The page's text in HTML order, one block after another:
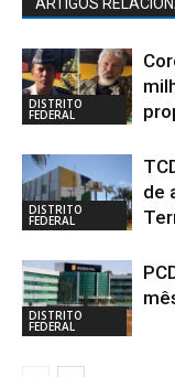
DISTRITO
FEDERAL
DISTRITO
FEDERAL
de
DISTRITO
FEDERAL